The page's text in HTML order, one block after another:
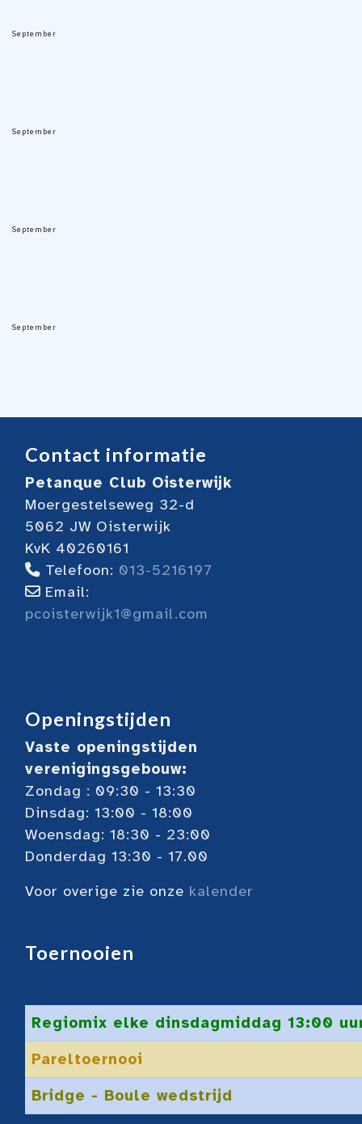
September
September
September
September
Contact informatie
Petanque Club Oisterwijk
Moergestelseweg 32-d
5062 JW Oisterwijk
KvK 40260161
Telefoon: 013-5216197
Email:
pcoisterwijk1@gmail.com
Openingstijden
Vaste openingstijden
verenigingsgebouw:
Zondag : 09:30 - 13:30
Dinsdag: 13:00 - 18:00
Woensdag: 18:30 - 23:00
Donderdag 13:30 - 17.00
Voor overige zie onze kalender
Toernooien
Regiomix elke dinsdagmiddag 13:00
Pareltoernooi
Bridge - Boule wedstrijd